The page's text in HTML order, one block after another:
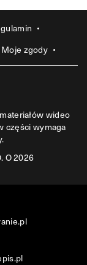
Moje zgody
wideo
części wymaga
O 2026